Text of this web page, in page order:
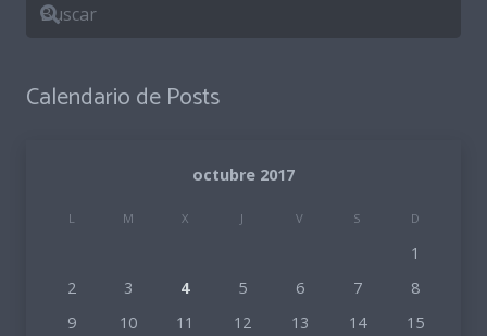
Calendario de Posts
octubre 2017
L M X J V S D
1
2
3 4 5 6 7
8
9
10 11 12 13 14
15